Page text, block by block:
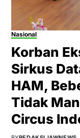
Nasional
Korban
Sirkus
HAM,
Tidak
Circus